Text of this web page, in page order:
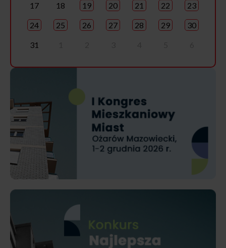
17 18 19 20 21 22 23
24 25 26 27 28 29 30
31